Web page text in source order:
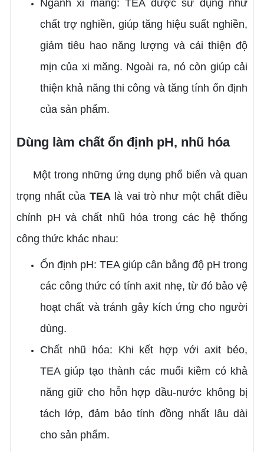
Ngành xi măng: TEA được sử dụng như
chất trợ nghiền, giúp tăng hiệu suất nghiền,
giảm tiêu hao năng lượng và cải thiện độ
mịn của xi măng. Ngoài ra, nó còn giúp cải
thiện khả năng thi công và tăng tính ổn định
của sản phẩm.
Dùng làm chất ổn định pH, nhũ hóa
Một trong những ứng dụng phổ biến và quan
trọng nhất của TEA là vai trò như một chất điều
chỉnh pH và chất nhũ hóa trong các hệ thống
công thức khác nhau:
Ổn định pH: TEA giúp cân bằng độ pH trong
các công thức có tính axit nhẹ, từ đó bảo vệ
hoạt chất và tránh gây kích ứng cho người
dùng.
Chất nhũ hóa: Khi kết hợp với axit béo,
TEA giúp tạo thành các muối kiềm có khả
năng giữ cho hỗn hợp dầu-nước không bị
tách lớp, đảm bảo tính đồng nhất lâu dài
cho sản phẩm.